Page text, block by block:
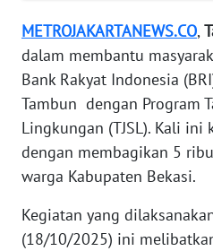
METROJAKARTANEWS.CO,
dalam membantu
Bank Rakyat Indonesia
Tambun dengan Program
Lingkungan (TJSL). Kali
dengan membagikan 5
warga Kabupaten Bekasi.
Kegiatan yang
(18/10/2025) ini
KARIR
DISCLAIMER
Wahana
News
WN